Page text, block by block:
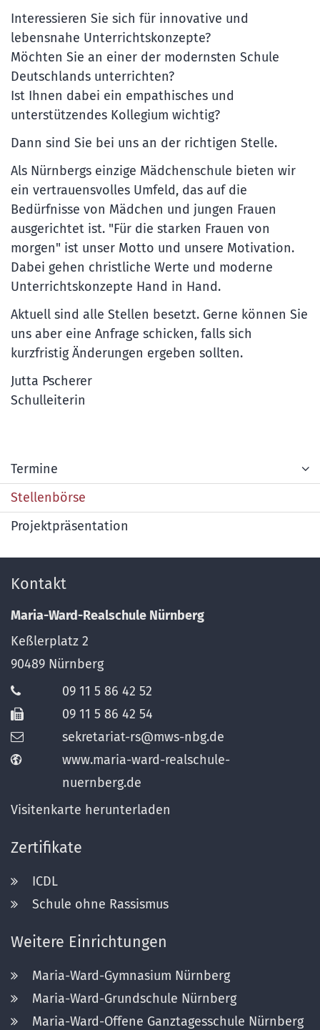
Interessieren Sie sich für innovative und
lebensnahe Unterrichtskonzepte?
Möchten Sie an einer der modernsten Schule
Deutschlands unterrichten?
Ist Ihnen dabei ein empathisches und
unterstützendes Kollegium wichtig?
Dann sind Sie bei uns an der richtigen Stelle.
Als Nürnbergs einzige Mädchenschule bieten wir
ein vertrauensvolles Umfeld, das auf die
Bedürfnisse von Mädchen und jungen Frauen
ausgerichtet ist. "Für die starken Frauen von
morgen" ist unser Motto und unsere Motivation.
Dabei gehen christliche Werte und moderne
Unterrichtskonzepte Hand in Hand.
Aktuell sind alle Stellen besetzt. Gerne können Sie
uns aber eine Anfrage schicken, falls sich
kurzfristig Änderungen ergeben sollten.
Jutta Pscherer
Schulleiterin
Termine
Stellenbörse
Projektpräsentation
Kontakt
Maria-Ward-Realschule Nürnberg
Keßlerplatz 2
90489 Nürnberg
09 11 5 86 42 52
09 11 5 86 42 54
sekretariat-rs@mws-nbg.de
www.maria-ward-realschule-
nuernberg.de
Visitenkarte herunterladen
Zertifikate
ICDL
Schule ohne Rassismus
Weitere Einrichtungen
Maria-Ward-Gymnasium Nürnberg
Maria-Ward-Grundschule Nürnberg
Maria-Ward-Offene Ganztagesschule Nürnberg